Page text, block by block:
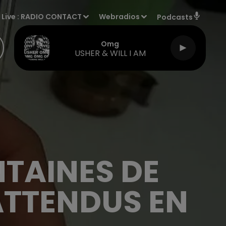
Live : RADIO CONTACT Webradios Podcasts
Omg
USHER & WILL I AM
DE
EN